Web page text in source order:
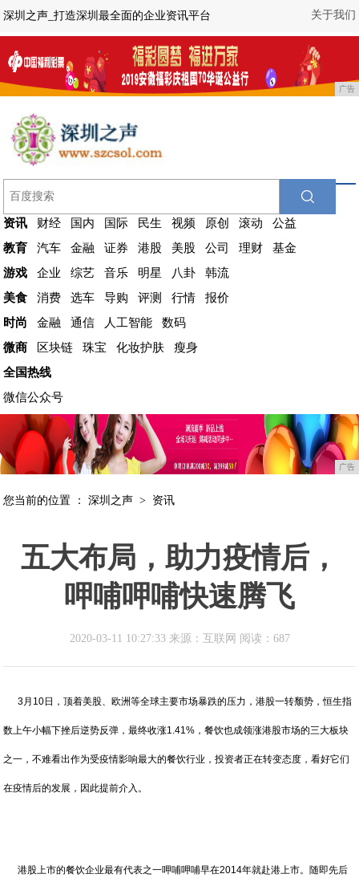
关于我们
深圳之声_打造深圳最全面的企业资讯平台
广告
资讯 财经 国内 国际 民生 视频 原创 滚动
公益
教育
汽车 金融 证券 港股 美股 公司 理财
基金
游戏
企业 综艺 音乐 明星 八卦
韩流
美食
消费 选车 导购 评测 行情
报价
时尚
金融 通信 人工智能
数码
微商
区块链 珠宝 化妆护肤
瘦身
全国热线
微信公众号
广告
您当前的位置 ：深圳之声 > 资讯
五大布局，助力疫情后，
呷哺呷哺快速腾飞
2020-03-11 10:27:33 来源：互联网 阅读：687
3月10日，顶着美股、欧洲等全球主要市场暴跌的压力，港股一转颓势，恒生指
数上午小幅下挫后逆势反弹，最终收涨1.41%，餐饮也成领涨港股市场的三大板块
之一，不难看出作为受疫情影响最大的餐饮行业，投资者正在转变态度，看好它们
在疫情后的发展，因此提前介入。
港股上市的餐饮企业最有代表之一呷哺呷哺早在2014年就赴港上市。随即先后